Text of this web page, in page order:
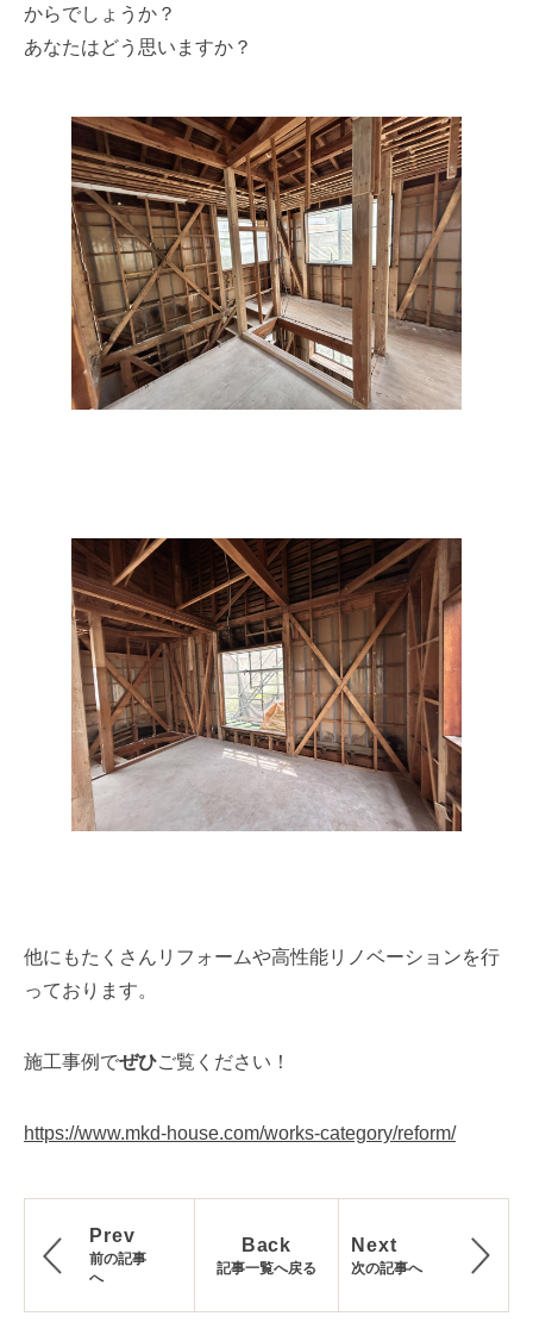
からでしょうか？
あなたはどう思いますか？
他にもたくさんリフォームや高性能リノベーションを行
っております。
施工事例でぜひご覧ください！
https://www.mkd-house.com/works-category/reform/
Prev
前の記事
へ
Back
記事一覧へ戻る
Next
次の記事へ